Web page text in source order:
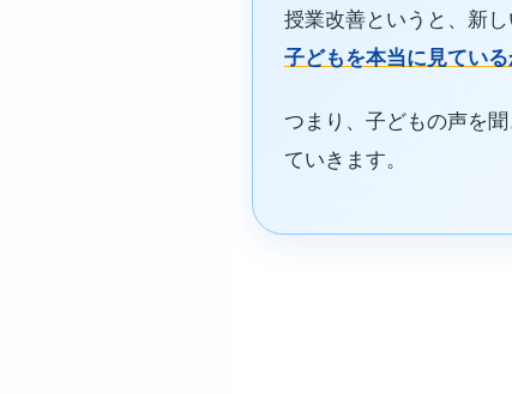
授業改善というと、新
子どもを本当に見てい
つまり、子どもの声を
ていきます。